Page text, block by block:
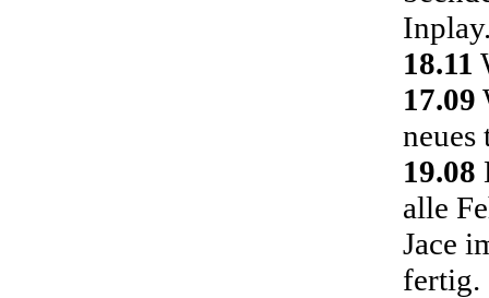
18.11
17.09
19.08
alle
Jace
fertig.